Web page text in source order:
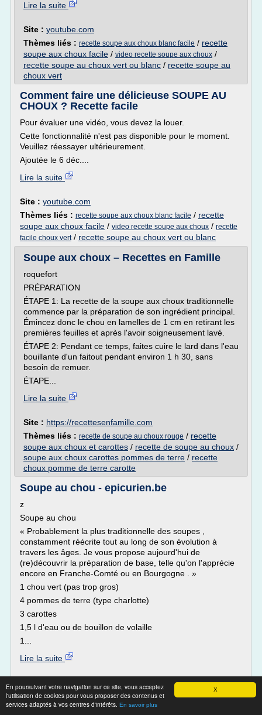
X
En poursuivant votre navigation sur ce site, vous acceptez
l'utilisation de cookies pour vous proposer des contenus et
services adaptés à vos centres d'intérêts. En savoir plus
Lire la suite
Site : youtube.com
Thèmes liés : recette soupe aux choux blanc facile / recette
soupe aux choux facile / video recette soupe aux choux /
recette soupe au choux vert ou blanc / recette soupe au
choux vert
Comment faire une délicieuse SOUPE AU
CHOUX ? Recette facile
Pour évaluer une vidéo, vous devez la louer.
Cette fonctionnalité n'est pas disponible pour le moment.
Veuillez réessayer ultérieurement.
Ajoutée le 6 déc....
Lire la suite
Site : youtube.com
Thèmes liés : recette soupe aux choux blanc facile / recette
soupe aux choux facile / video recette soupe aux choux / recette
facile choux vert/ recette soupe au choux vert ou blanc
Soupe aux choux – Recettes en Famille
roquefort
PRÉPARATION
ÉTAPE 1: La recette de la soupe aux choux traditionnelle
commence par la préparation de son ingrédient principal.
Émincez donc le chou en lamelles de 1 cm en retirant les
premières feuilles et après l'avoir soigneusement lavé.
ÉTAPE 2: Pendant ce temps, faites cuire le lard dans l'eau
bouillante d'un faitout pendant environ 1 h 30, sans
besoin de remuer.
ÉTAPE...
Lire la suite
Site : https://recettesenfamille.com
Thèmes liés : recette de soupe au choux rouge / recette
soupe aux choux et carottes / recette de soupe au choux /
soupe aux choux carottes pommes de terre / recette
choux pomme de terre carotte
Soupe au chou - epicurien.be
z
Soupe au chou
« Probablement la plus traditionnelle des soupes ,
constamment réécrite tout au long de son évolution à
travers les âges. Je vous propose aujourd'hui de
(re)découvrir la préparation de base, telle qu'on l'apprécie
encore en Franche-Comté ou en Bourgogne . »
1 chou vert (pas trop gros)
4 pommes de terre (type charlotte)
3 carottes
1,5 l d'eau ou de bouillon de volaille
1...
Lire la suite
Thèmes liés :recette soupe chou vert regime/cuire un
chou vert a l'eau/cuire un chou vert a l eau